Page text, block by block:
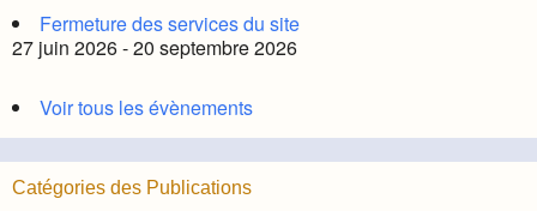
Fermeture des services du site
27 juin 2026 - 20 septembre 2026
Voir tous les évènements
Catégories des Publications